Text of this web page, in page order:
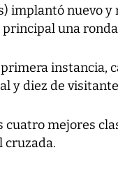
implantó nuevo
una
primera instancia,
y diez de
cuatro mejores
cruzada.